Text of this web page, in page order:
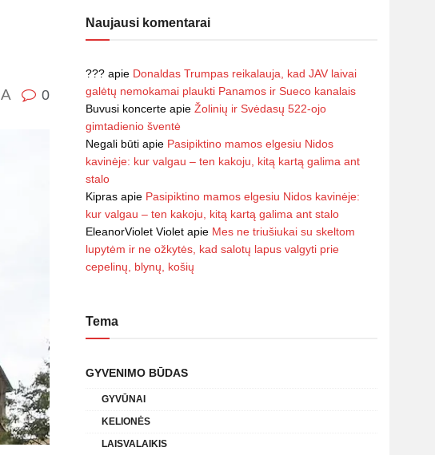
A 0
Naujausi komentarai
??? apie Donaldas Trumpas reikalauja, kad JAV laivai
galėtų nemokamai plaukti Panamos ir Sueco kanalais
Buvusi koncerte apie Žolinių ir Svėdasų 522-ojo
gimtadienio šventė
Negali būti apie Pasipiktino mamos elgesiu Nidos
kavinėje: kur valgau – ten kakoju, kitą kartą galima ant
stalo
Kipras apie Pasipiktino mamos elgesiu Nidos kavinėje:
kur valgau – ten kakoju, kitą kartą galima ant stalo
EleanorViolet Violet apie Mes ne triušiukai su skeltom
lupytėm ir ne ožkytės, kad salotų lapus valgyti prie
cepelinų, blynų, košių
Tema
GYVENIMO BŪDAS
GYVŪNAI
KELIONĖS
LAISVALAIKIS